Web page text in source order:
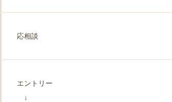
応相談
エントリー
↓